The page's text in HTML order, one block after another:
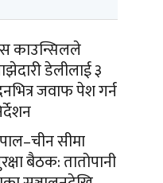
काउन्सिलले
डेलीलाई ३
जवाफ पेश गर्न
सीमा
बैठक: तातोपानी